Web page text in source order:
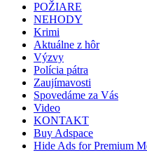
POŽIARE
NEHODY
Krimi
Aktuálne z hôr
Výzvy
Polícia pátra
Zaujímavosti
Spovedáme za Vás
Video
KONTAKT
Buy Adspace
Hide Ads for Premium